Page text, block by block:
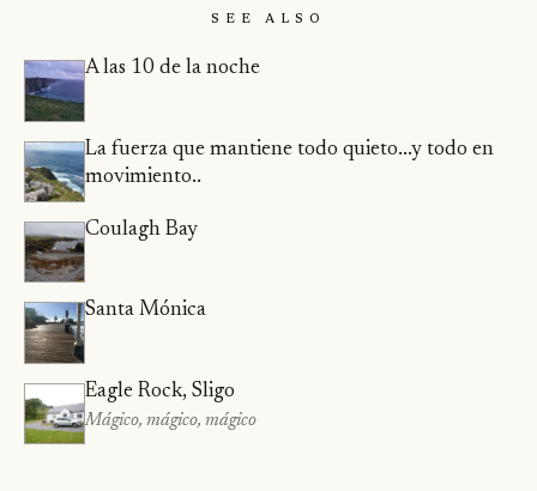
See Also
A las 10 de la noche
La fuerza que mantiene todo quieto...y todo en
movimiento..
Coulagh Bay
Santa Mónica
Eagle Rock, Sligo
Mágico, mágico, mágico